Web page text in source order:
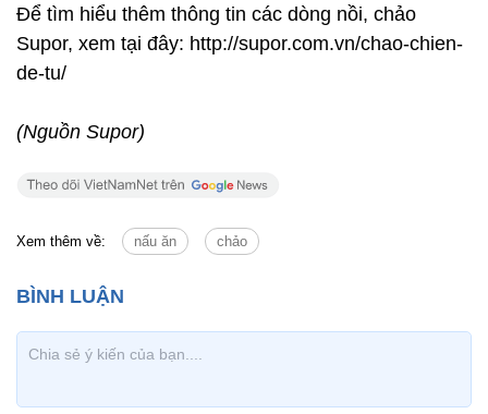
Để tìm hiểu thêm thông tin các dòng nồi, chảo
Supor, xem tại đây: http://supor.com.vn/chao-chien-
de-tu/
(Nguồn Supor)
Xem thêm về: nấu ăn chảo